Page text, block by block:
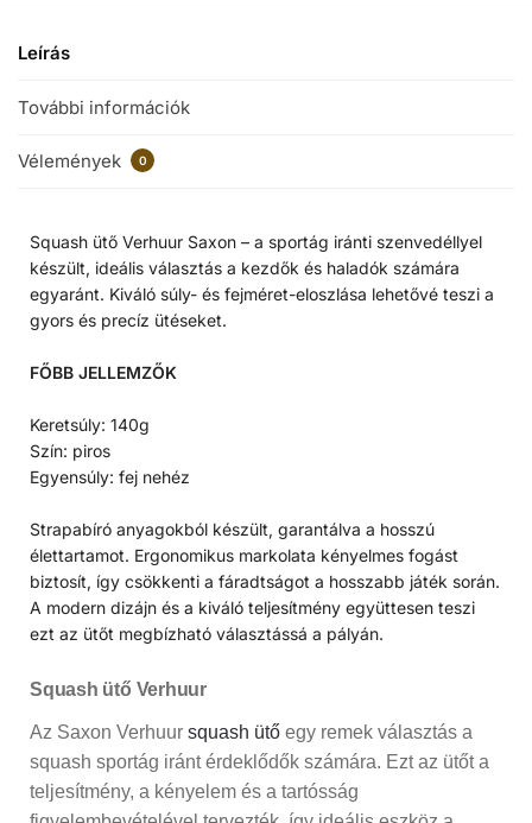
Leírás
További információk
Vélemények 0
Squash ütő Verhuur Saxon – a sportág iránti szenvedéllyel
készült, ideális választás a kezdők és haladók számára
egyaránt. Kiváló súly- és fejméret-eloszlása lehetővé teszi a
gyors és precíz ütéseket.
FŐBB JELLEMZŐK
Keretsúly: 140g
Szín: piros
Egyensúly: fej nehéz
Strapabíró anyagokból készült, garantálva a hosszú
élettartamot. Ergonomikus markolata kényelmes fogást
biztosít, így csökkenti a fáradtságot a hosszabb játék során.
A modern dizájn és a kiváló teljesítmény együttesen teszi
ezt az ütőt megbízható választássá a pályán.
Squash ütő Verhuur
Az Saxon Verhuur squash ütő egy remek választás a
squash sportág iránt érdeklődők számára. Ezt az ütőt a
teljesítmény, a kényelem és a tartósság